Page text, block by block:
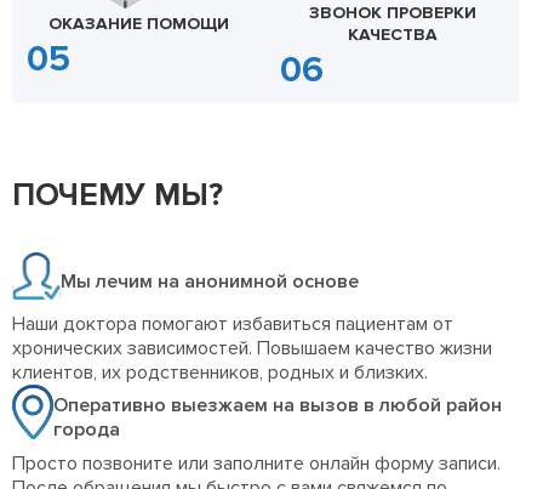
ОКАЗАНИЕ ПОМОЩИ
ЗВОНОК ПРОВЕРКИ
КАЧЕСТВА
ПОЧЕМУ МЫ?
Мы лечим на анонимной основе
Наши доктора помогают избавиться пациентам от
хронических зависимостей. Повышаем качество жизни
клиентов, их родственников, родных и близких.
Оперативно выезжаем на вызов в любой район
города
Просто позвоните или заполните онлайн форму записи.